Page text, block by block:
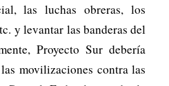
las luchas obreras, los
y levantar las banderas del
Proyecto Sur debería
movilizaciones contra las